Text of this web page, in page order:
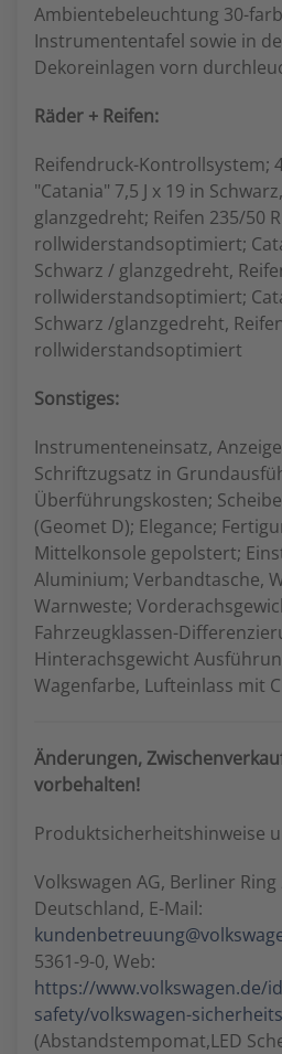
Ambientebeleuchtung 30-
Instrumententafel sowie in
Dekoreinlagen vorn
Räder + Reifen:
Reifendruck-Kontrollsystem;
"Catania" 7,5 J x 19 in
glanzgedreht; Reifen 235/50
rollwiderstandsoptimiert;
Schwarz / glanzgedreht,
rollwiderstandsoptimiert;
Schwarz /glanzgedreht,
rollwiderstandsoptimiert
Sonstiges:
Instrumenteneinsatz,
Schriftzugsatz in
Überführungskosten;
(Geomet D); Elegance;
Mittelkonsole gepolstert;
Aluminium; Verbandtasche,
Warnweste;
Fahrzeugklassen-
Hinterachsgewicht
Wagenfarbe, Lufteinlass mit
Änderungen,
vorbehalten!
Produktsicherheitshinweise
Volkswagen AG, Berliner
Deutschland, E-Mail:
5361-9-0, Web:
https://
safety/volkswagen-
(Abstandstempomat,LED